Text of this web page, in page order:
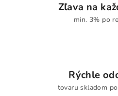
Zľava na
min. 3% po
Rýchle
tovaru skladom